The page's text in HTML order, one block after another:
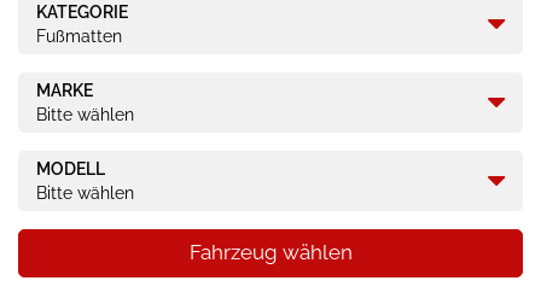
KATEGORIE
Fußmatten
MARKE
Bitte wählen
MODELL
Bitte wählen
Fahrzeug wählen